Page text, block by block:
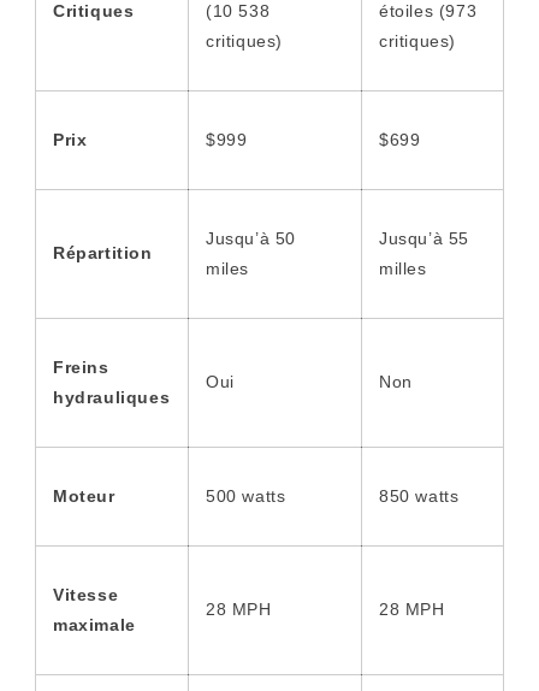
Critiques
(10 538
critiques)
étoiles (973
critiques)
Prix $999 $699
Répartition
Jusqu’à 50
miles
Jusqu’à 55
milles
Freins
hydrauliques
Oui Non
Moteur 500 watts 850 watts
Vitesse
maximale
28 MPH 28 MPH